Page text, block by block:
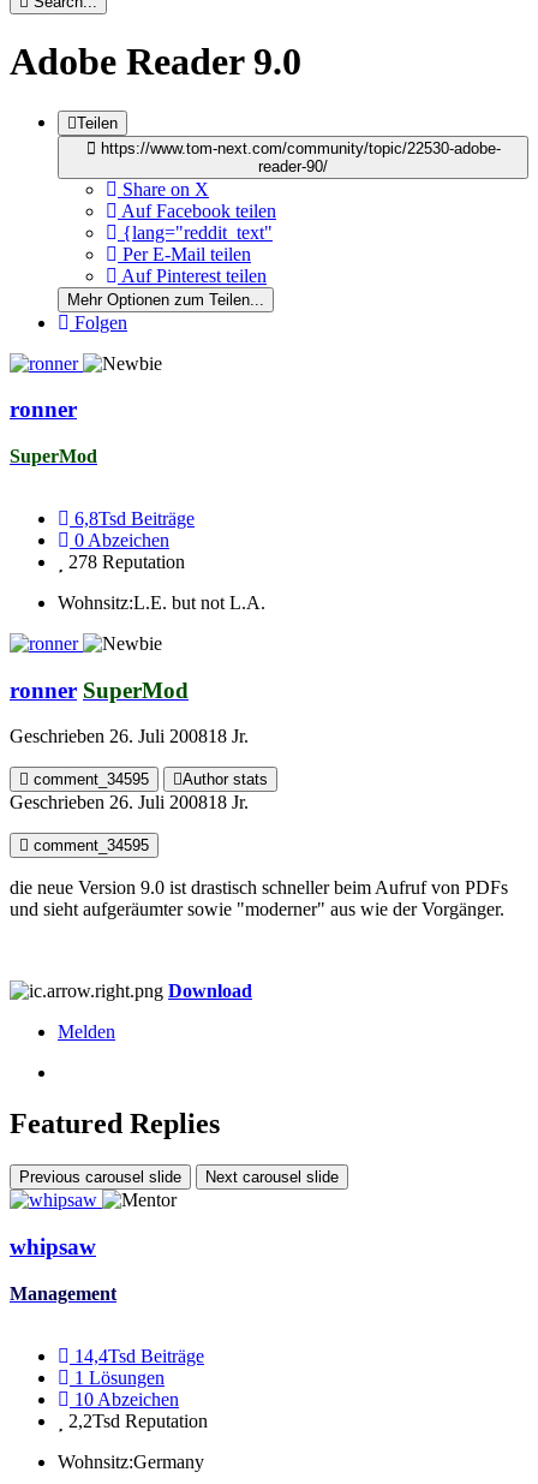
Adobe Reader 9.0
Teilen
https://www.tom-next.com/community/topic/22530-adobe-
reader-90/
Share on X
Auf Facebook teilen
{lang="reddit_text"
Per E-Mail teilen
Auf Pinterest teilen
Mehr Optionen zum Teilen...
Folgen
ronner
SuperMod
6,8Tsd Beiträge
0 Abzeichen
278 Reputation
Wohnsitz:L.E. but not L.A.
ronner SuperMod
Geschrieben 26. Juli 200818 Jr.
comment_34595 Author stats
Geschrieben 26. Juli 200818 Jr.
comment_34595
die neue Version 9.0 ist drastisch schneller beim Aufruf von PDFs
und sieht aufgeräumter sowie "moderner" aus wie der Vorgänger.
Download
Melden
Featured Replies
Previous carousel slide Next carousel slide
whipsaw
Management
14,4Tsd Beiträge
1 Lösungen
10 Abzeichen
2,2Tsd Reputation
Wohnsitz:Germany